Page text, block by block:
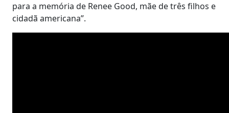
para a memória de Renee Good, mãe de três filhos e
cidadã americana”.